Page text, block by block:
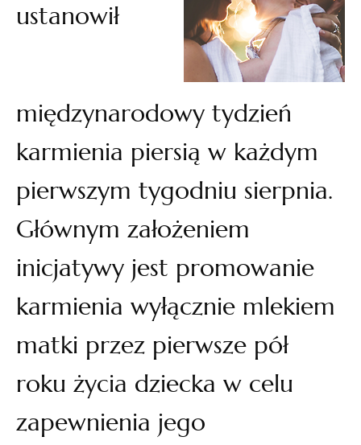
ustanowił
międzynarodowy tydzień
karmienia piersią w każdym
pierwszym tygodniu sierpnia.
Głównym założeniem
inicjatywy jest promowanie
karmienia wyłącznie mlekiem
matki przez pierwsze pół
roku życia dziecka w celu
zapewnienia jego